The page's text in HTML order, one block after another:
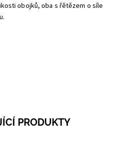
obojků, oba s řětězem o síle
PRODUKTY